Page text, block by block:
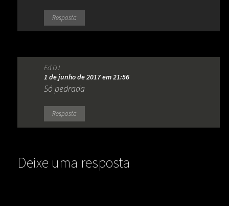
Resposta
Ed DJ
1 de junho de 2017 em 21:56
Só pedrada
Resposta
Deixe uma resposta